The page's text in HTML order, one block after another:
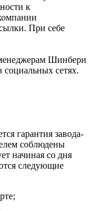
к
При себе
Шинбери
социальных сетях.
гарантия завода-
соблюдены
начиная со дня
следующие